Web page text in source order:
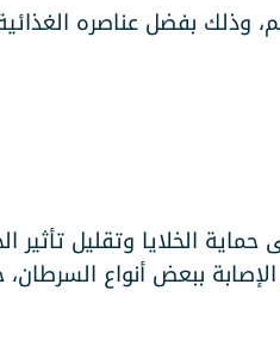
وذلك بفضل عناصره
الخلايا وتقليل تأثير
ببعض أنواع